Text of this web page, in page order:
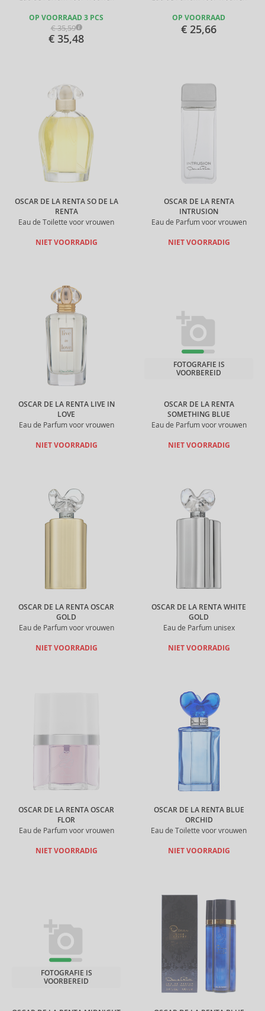
OP VOORRAAD 3 PCS
€ 35,59
€ 35,48
OP VOORRAAD
€ 25,66
OSCAR DE LA RENTA SO DE LA
RENTA
Eau de Toilette voor vrouwen
NIET VOORRADIG
OSCAR DE LA RENTA
INTRUSION
Eau de Parfum voor vrouwen
NIET VOORRADIG
OSCAR DE LA RENTA LIVE IN
LOVE
Eau de Parfum voor vrouwen
NIET VOORRADIG
OSCAR DE LA RENTA
SOMETHING BLUE
Eau de Parfum voor vrouwen
FOTOGRAFIE IS
VOORBEREID
NIET VOORRADIG
OSCAR DE LA RENTA OSCAR
GOLD
Eau de Parfum voor vrouwen
NIET VOORRADIG
OSCAR DE LA RENTA WHITE
GOLD
Eau de Parfum unisex
NIET VOORRADIG
OSCAR DE LA RENTA OSCAR
FLOR
Eau de Parfum voor vrouwen
NIET VOORRADIG
OSCAR DE LA RENTA BLUE
ORCHID
Eau de Toilette voor vrouwen
NIET VOORRADIG
FOTOGRAFIE IS
VOORBEREID